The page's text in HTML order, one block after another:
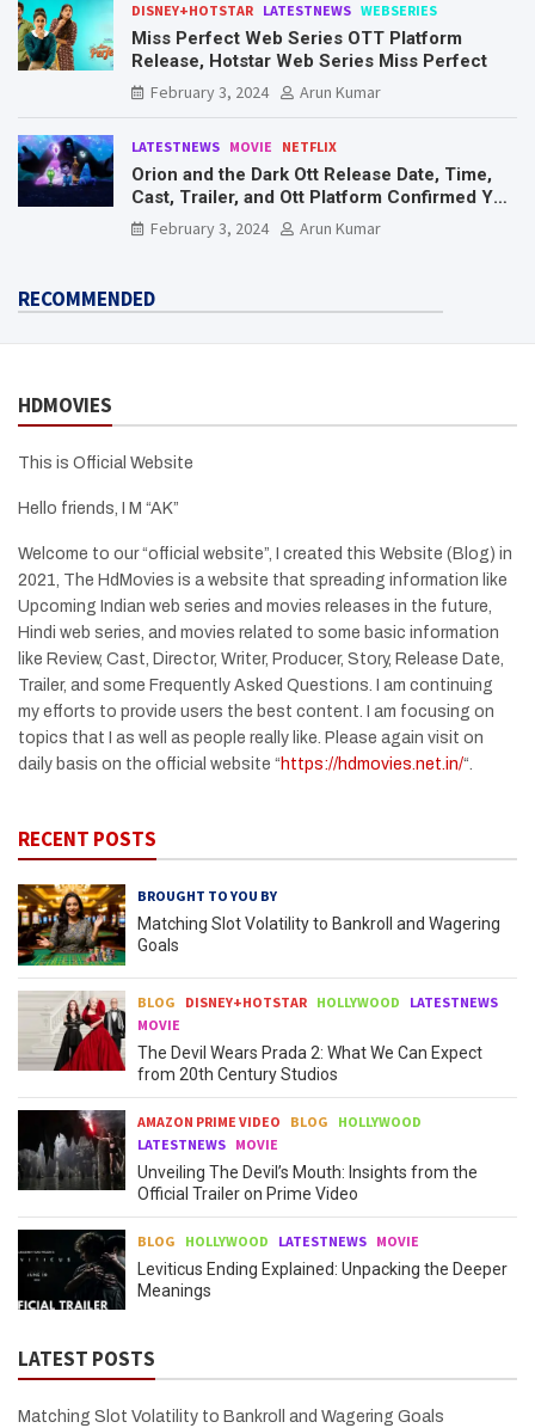
DISNEY+HOTSTAR LATESTNEWS WEBSERIES
Miss Perfect Web Series OTT Platform
Release, Hotstar Web Series Miss Perfect
February 3, 2024
Arun Kumar
LATESTNEWS MOVIE NETFLIX
Orion and the Dark Ott Release Date, Time,
Cast, Trailer, and Ott Platform Confirmed You
Need To Know Here
February 3, 2024 Arun Kumar
RECOMMENDED
HDMOVIES
This is Official Website
Hello friends, I M “AK”
Welcome to our “official website”, I created this Website (Blog) in
2021, The HdMovies is a website that spreading information like
Upcoming Indian web series and movies releases in the future,
Hindi web series, and movies related to some basic information
like Review, Cast, Director, Writer, Producer, Story, Release Date,
Trailer, and some Frequently Asked Questions. I am continuing
my efforts to provide users the best content. I am focusing on
topics that I as well as people really like. Please again visit on
daily basis on the official website “ https://hdmovies.net.in/“.
RECENT POSTS
BROUGHT TO YOU BY
Matching Slot Volatility to Bankroll and Wagering
Goals
BLOG DISNEY+HOTSTAR HOLLYWOOD
LATESTNEWS
MOVIE
The Devil Wears Prada 2: What We Can Expect
from 20th Century Studios
AMAZON PRIME VIDEO BLOG
HOLLYWOOD
LATESTNEWS MOVIE
Unveiling The Devil’s Mouth: Insights from the
Official Trailer on Prime Video
BLOG HOLLYWOOD LATESTNEWS MOVIE
Leviticus Ending Explained: Unpacking the Deeper
Meanings
LATEST POSTS
Matching Slot Volatility to Bankroll and Wagering Goals